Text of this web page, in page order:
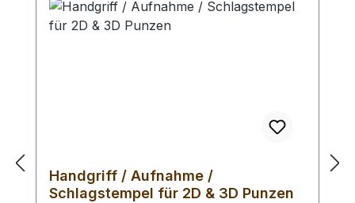
Schlagstempel auszuschliessen. Der
Handgriff und der Punzierstempel auf
Handgriff / Aufnahme /
Schlagstempel für 2D & 3D Punzen